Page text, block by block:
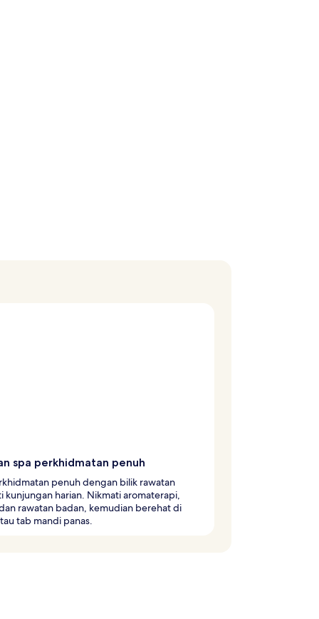
spa perkhidmatan penuh
penuh dengan bilik rawatan
kunjungan harian. Nikmati aromaterapi,
rawatan badan, kemudian berehat di
tab mandi panas.